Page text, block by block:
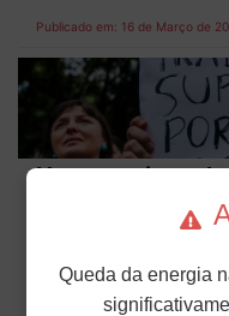
Publicado em: 16 de Março de
Novos artigos
mental,
O dossiê “Fim da
Jornada de
Queda da energia